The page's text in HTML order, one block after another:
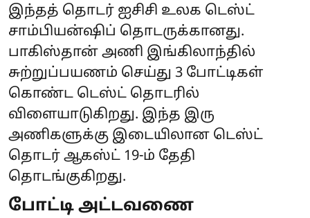
இந்தத் தொடர் ஐசிசி உலக டெஸ்ட்
சாம்பியன்ஷிப் தொடருக்கானது.
பாகிஸ்தான் அணி இங்கிலாந்தில்
சுற்றுப்பயணம் செய்து 3 போட்டிகள்
கொண்ட டெஸ்ட் தொடரில்
விளையாடுகிறது. இந்த இரு
அணிகளுக்கு இடையிலான டெஸ்ட்
தொடர் ஆகஸ்ட் 19-ம் தேதி
தொடங்குகிறது.
போட்டி அட்டவணை